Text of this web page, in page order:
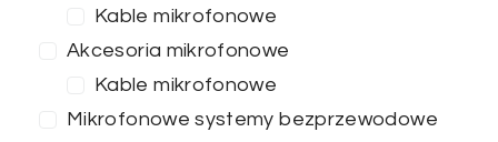
Kable mikrofonowe
Akcesoria mikrofonowe
Kable mikrofonowe
Mikrofonowe systemy bezprzewodowe